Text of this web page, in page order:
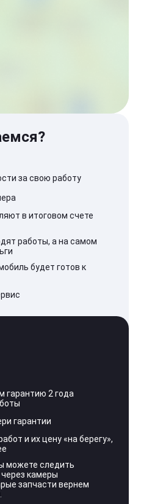
за свою работу
в итоговом счете
работы, а на самом
будет готов к
гарантию 2 года
гарантии
и их цену «на берегу»,
можете следить
камеры
запчасти вернем